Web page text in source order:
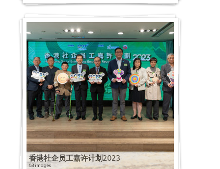
香港社企员工嘉许计划2023
53 images